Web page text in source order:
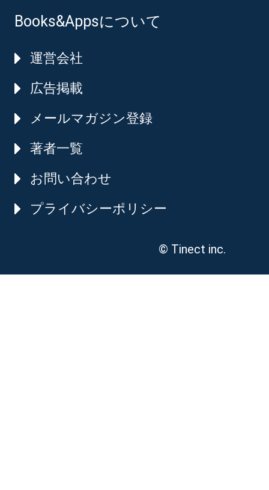
Books&Appsについて
運営会社
広告掲載
メールマガジン登録
著者一覧
お問い合わせ
プライバシーポリシー
© Tinect inc.